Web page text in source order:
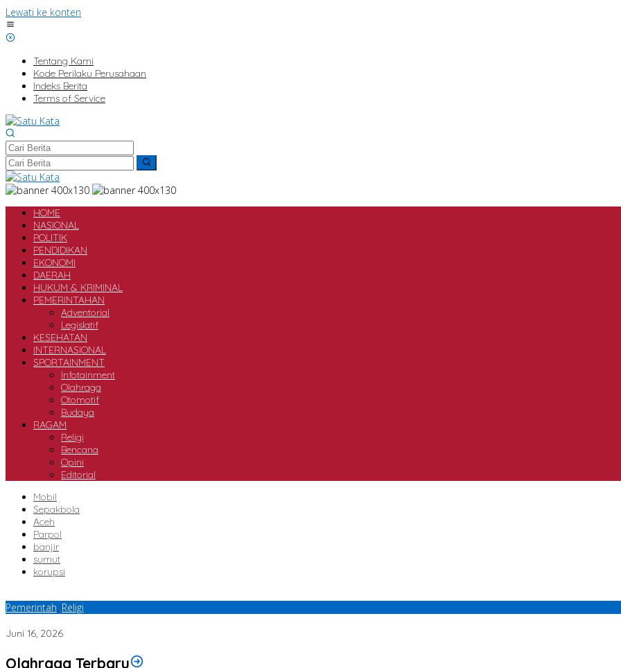
Lewati ke konten
Tentang Kami
Kode Perilaku Perusahaan
Indeks Berita
Terms of Service
HOME
NASIONAL
POLITIK
PENDIDIKAN
EKONOMI
DAERAH
HUKUM & KRIMINAL
PEMERINTAHAN
Adventorial
Legislatif
KESEHATAN
INTERNASIONAL
SPORTAINMENT
Infotainment
Olahraga
Otomotif
Budaya
RAGAM
Religi
Bencana
Opini
Editorial
Mobil
Sepakbola
Aceh
Parpol
banjir
sumut
korupsi
Pemerintah, Religi
Juni 16, 2026
Olahraga Terbaru